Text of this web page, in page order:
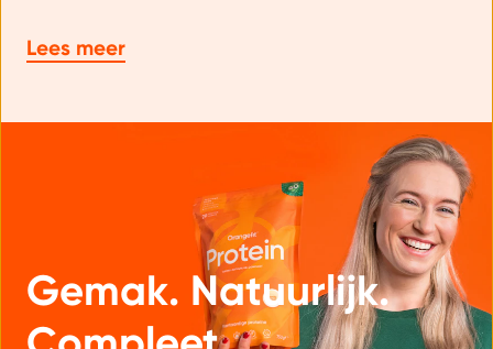
Lees meer
Gemak. Natuurlijk.